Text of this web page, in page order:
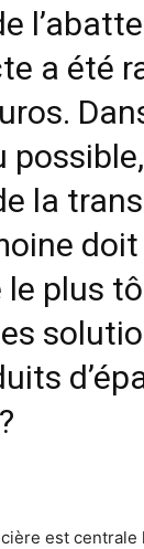
a été
la
le plus
est centrale